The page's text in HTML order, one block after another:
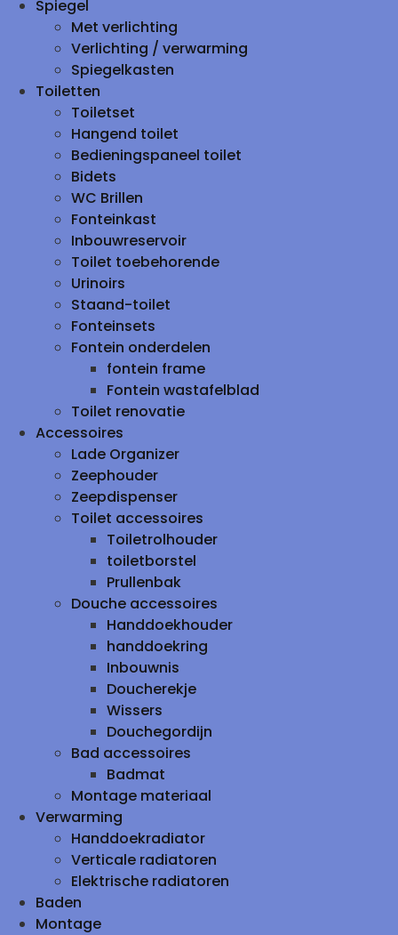
Spiegel
Met verlichting
Verlichting / verwarming
Spiegelkasten
Toiletten
Toiletset
Hangend toilet
Bedieningspaneel toilet
Bidets
WC Brillen
Fonteinkast
Inbouwreservoir
Toilet toebehorende
Urinoirs
Staand-toilet
Fonteinsets
Fontein onderdelen
fontein frame
Fontein wastafelblad
Toilet renovatie
Accessoires
Lade Organizer
Zeephouder
Zeepdispenser
Toilet accessoires
Toiletrolhouder
toiletborstel
Prullenbak
Douche accessoires
Handdoekhouder
handdoekring
Inbouwnis
Doucherekje
Wissers
Douchegordijn
Bad accessoires
Badmat
Montage materiaal
Verwarming
Handdoekradiator
Verticale radiatoren
Elektrische radiatoren
Baden
Montage